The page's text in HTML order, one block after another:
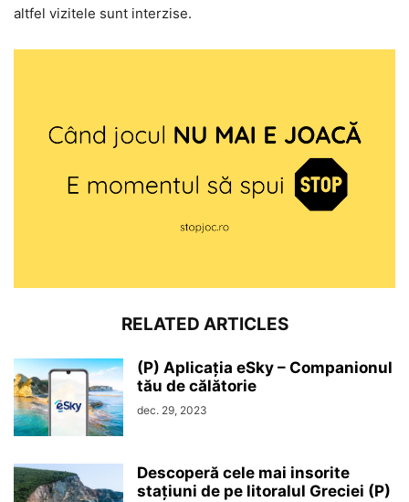
altfel vizitele sunt interzise.
RELATED ARTICLES
(P) Aplicația eSky – Companionul
tău de călătorie
dec. 29, 2023
Descoperă cele mai insorite
stațiuni de pe litoralul Greciei (P)